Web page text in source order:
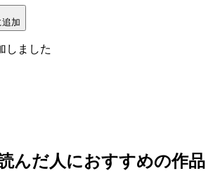
追加
しました
んだ人におすすめの作品